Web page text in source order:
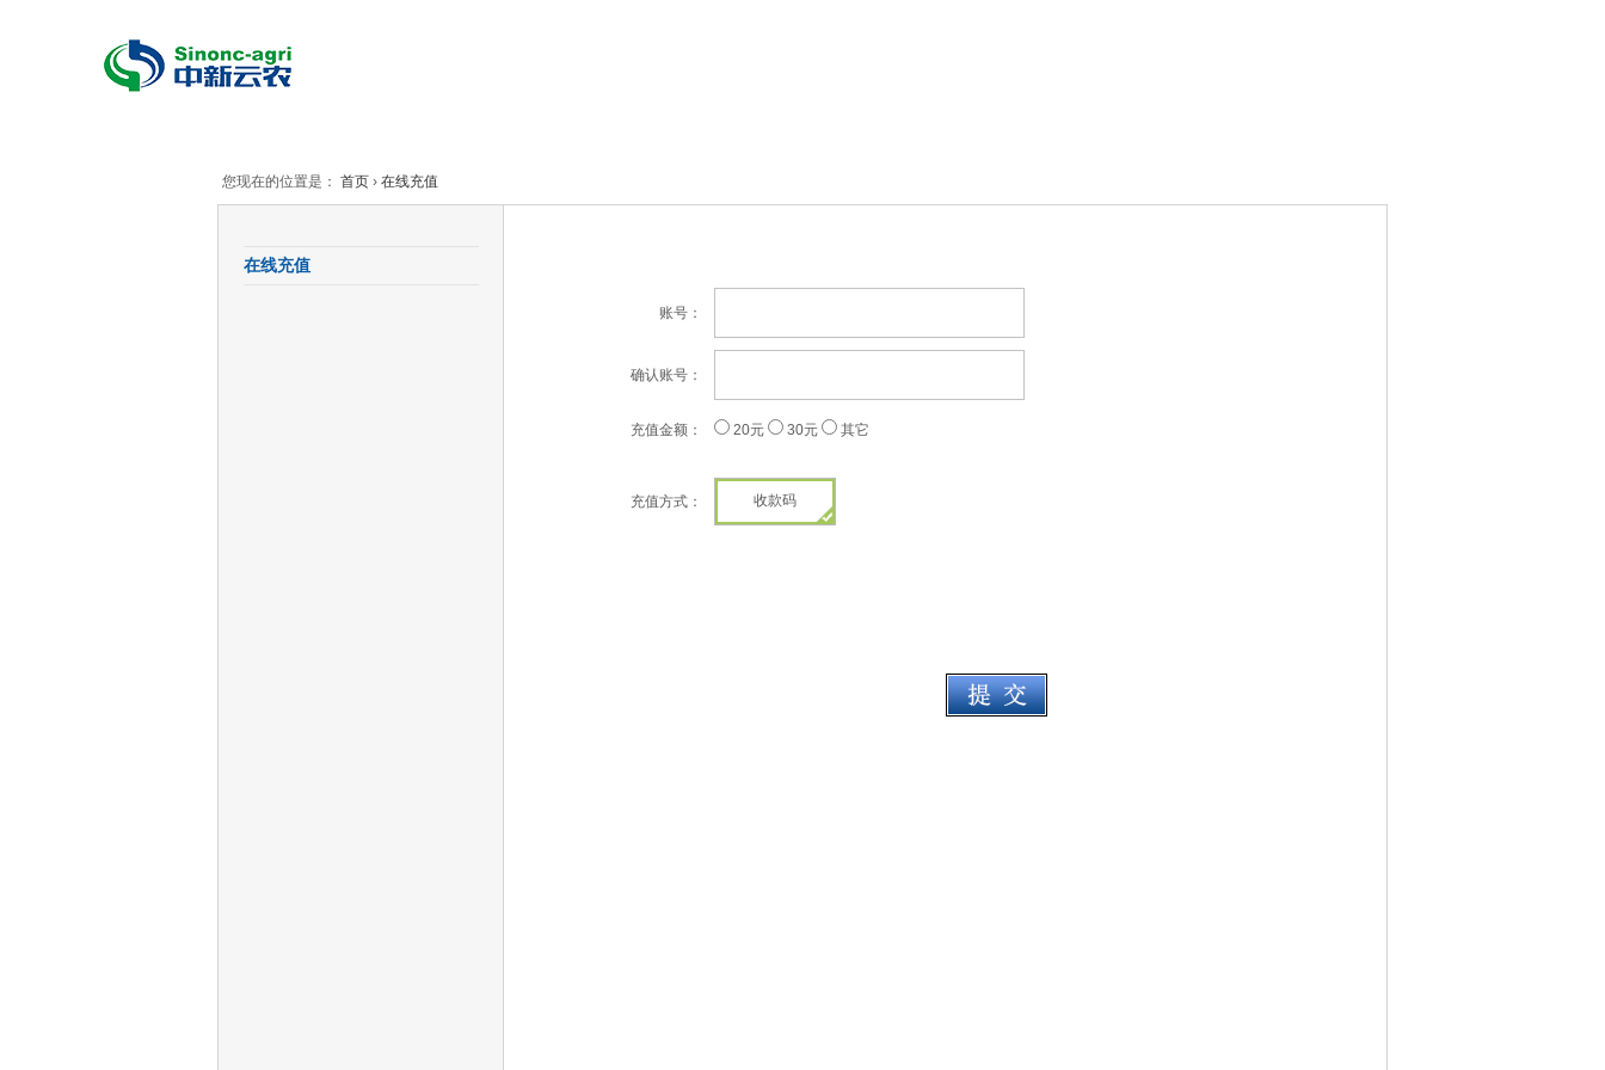
您现在的位置是： 首页› 在线充值
在线充值
账号：
确认账号：
充值金额： 20元 30元 其它
充值方式： 收款码